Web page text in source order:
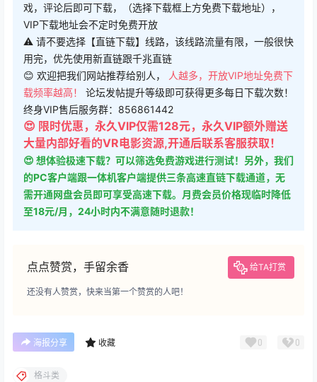
戏，评论后即可下载，（选择下载框上方免费下载地址），
VIP下载地址会不定时免费开放
⚠ 请不要选择【直链下载】线路，该线路流量有限，一般很快
用完，优先使用新直链跟千兆直链
😊 欢迎把我们网站推荐给别人，
人越多，开放VIP地址免费下
载频率越高！ 论坛发帖提升等级即可获得更多每日下载次数！
终身VIP售后服务群：856861442
😍 限时优惠，永久VIP仅需128元，永久VIP额外赠送
大量内部好看的VR电影资源,开通后联系客服获取！
😍 想体验极速下载？可以筛选免费游戏进行测试！另外，我们
的PC客户端跟一体机客户端提供三条高速直链下载通道，无
需开通网盘会员即可享受高速下载。月费会员价格现临时降低
至18元/月，24小时内不满意随时退款！
点点赞赏，手留余香 给TA打赏
还没有人赞赏，快来当第一个赞赏的人吧！
海报分享 收藏 0 0
格斗类